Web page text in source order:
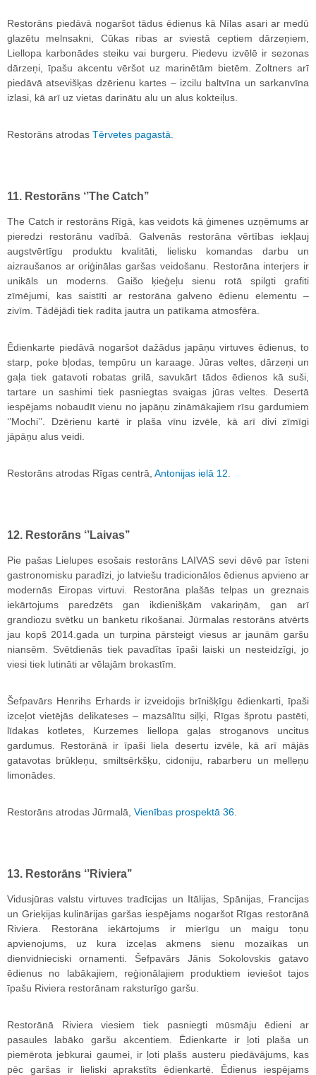
Restorāns piedāvā nogaršot tādus ēdienus kā Nīlas asari ar medū
glazētu melnsakni, Cūkas ribas ar sviestā ceptiem dārzeņiem,
Liellopa karbonādes steiku vai burgeru. Piedevu izvēlē ir sezonas
dārzeņi, īpašu akcentu vēršot uz marinētām bietēm. Zoltners arī
piedāvā atsevišķas dzērienu kartes – izcilu baltvīna un sarkanvīna
izlasi, kā arī uz vietas darinātu alu un alus kokteiļus.
Restorāns atrodas Tērvetes pagastā.
11. Restorāns ‘’The Catch’’
The Catch ir restorāns Rīgā, kas veidots kā ģimenes uzņēmums ar
pieredzi restorānu vadībā. Galvenās restorāna vērtības iekļauj
augstvērtīgu produktu kvalitāti, lielisku komandas darbu un
aizraušanos ar oriģinālas garšas veidošanu. Restorāna interjers ir
unikāls un moderns. Gaišo ķieģeļu sienu rotā spilgti grafiti
zīmējumi, kas saistīti ar restorāna galveno ēdienu elementu –
zivīm. Tādējādi tiek radīta jautra un patīkama atmosfēra.
Ēdienkarte piedāvā nogaršot dažādus japāņu virtuves ēdienus, to
starp, poke bļodas, tempūru un karaage. Jūras veltes, dārzeņi un
gaļa tiek gatavoti robatas grilā, savukārt tādos ēdienos kā suši,
tartare un sashimi tiek pasniegtas svaigas jūras veltes. Desertā
iespējams nobaudīt vienu no japāņu zināmākajiem rīsu gardumiem
‘’Mochi’’. Dzērienu kartē ir plaša vīnu izvēle, kā arī divi zīmīgi
jāpāņu alus veidi.
Restorāns atrodas Rīgas centrā, Antonijas ielā 12.
12. Restorāns ‘’Laivas’’
Pie pašas Lielupes esošais restorāns LAIVAS sevi dēvē par īsteni
gastronomisku paradīzi, jo latviešu tradicionālos ēdienus apvieno ar
modernās Eiropas virtuvi. Restorāna plašās telpas un greznais
iekārtojums paredzēts gan ikdienišķām vakariņām, gan arī
grandiozu svētku un banketu rīkošanai. Jūrmalas restorāns atvērts
jau kopš 2014.gada un turpina pārsteigt viesus ar jaunām garšu
niansēm. Svētdienās tiek pavadītas īpaši laiski un nesteidzīgi, jo
viesi tiek lutināti ar vēlajām brokastīm.
Šefpavārs Henrihs Erhards ir izveidojis brīnišķīgu ēdienkarti, īpaši
izceļot vietējās delikateses – mazsālītu siļķi, Rīgas šprotu pastēti,
līdakas kotletes, Kurzemes liellopa gaļas stroganovs uncitus
gardumus. Restorānā ir īpaši liela desertu izvēle, kā arī mājās
gatavotas brūkleņu, smiltsērkšķu, cidoniju, rabarberu un melleņu
limonādes.
Restorāns atrodas Jūrmalā, Vienības prospektā 36.
13. Restorāns ‘’Riviera’’
Vidusjūras valstu virtuves tradīcijas un Itālijas, Spānijas, Francijas
un Grieķijas kulinārijas garšas iespējams nogaršot Rīgas restorānā
Riviera. Restorāna iekārtojums ir mierīgu un maigu toņu
apvienojums, uz kura izceļas akmens sienu mozaīkas un
dienvidnieciski ornamenti. Šefpavārs Jānis Sokolovskis gatavo
ēdienus no labākajiem, reģionālajiem produktiem ieviešot tajos
īpašu Riviera restorānam raksturīgo garšu.
Restorānā Riviera viesiem tiek pasniegti mūsmāju ēdieni ar
pasaules labāko garšu akcentiem. Ēdienkarte ir ļoti plaša un
piemērota jebkurai gaumei, ir ļoti plašs austeru piedāvājums, kas
pēc garšas ir lieliski aprakstīts ēdienkartē. Ēdienus iespējams